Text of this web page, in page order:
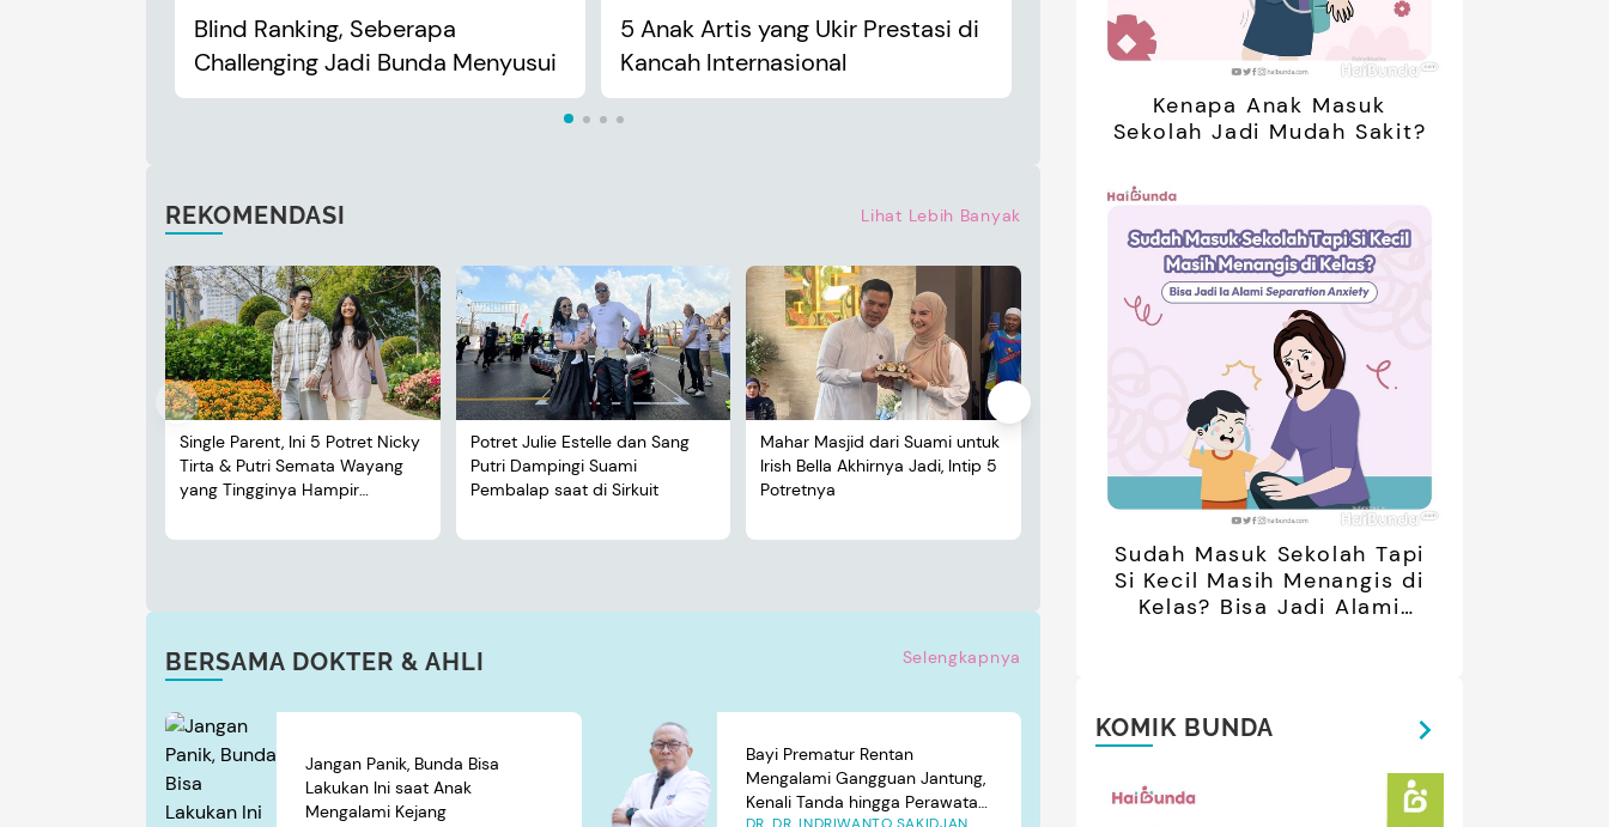
Blind Ranking, Seberapa
Challenging Jadi Bunda Menyusui
5 Anak Artis yang Ukir Prestasi di
Kancah Internasional
Anak Bosan Saat Libur? Coba 7
Mainan Tanpa Gadget Ini!
REKOMENDASI Lihat Lebih Banyak
Single Parent, Ini 5 Potret Nicky
Tirta & Putri Semata Wayang
yang Tingginya Hampir
Potret Julie Estelle dan Sang
Putri Dampingi Suami
Pembalap saat di Sirkuit
Mahar Masjid dari Suami untuk
Irish Bella Akhirnya Jadi, Intip 5
Potretnya
Deretan Artis yang Menetap di
Luar Negeri Usai Menikah, Intip
5 Potret Terbarunya
5 Potret Kedekatan Alyssa
Daguise Bersama Ayahanda
asal Prancis, Dipuji Tampan
oleh Netizen
BERSAMA DOKTER & AHLI Selengkapnya
Jangan Panik, Bunda Bisa
Lakukan Ini saat Anak
Mengalami Kejang
Bayi Prematur Rentan
Mengalami Gangguan Jantung,
Kenali Tanda hingga Perawatan
Kenapa Anak Masuk
Sekolah Jadi Mudah Sakit?
Sudah Masuk Sekolah Tapi
Si Kecil Masih Menangis di
Kelas? Bisa Jadi Alami
KOMIK BUNDA